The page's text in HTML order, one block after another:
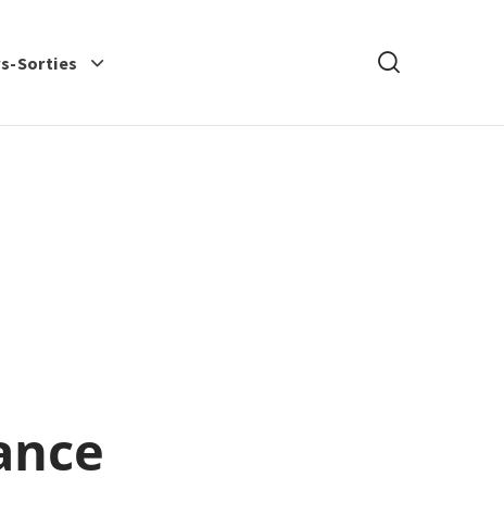
Sorties Rechercher